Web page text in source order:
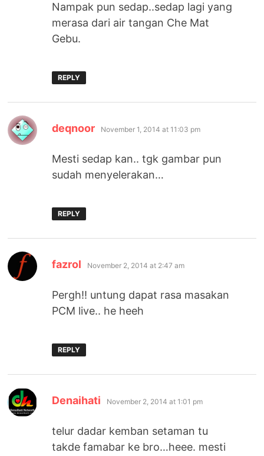
Nampak pun sedap..sedap lagi yang
merasa dari air tangan Che Mat
Gebu.
REPLY
deqnoor says:
November 1, 2014 at 11:03 pm
Mesti sedap kan.. tgk gambar pun
sudah menyelerakan…
REPLY
fazrol says:
November 2, 2014 at 2:47 am
Pergh!! untung dapat rasa masakan
PCM live.. he heeh
REPLY
Denaihati says:
November 2, 2014 at 1:01 pm
telur dadar kemban setaman tu
takde famabar ke bro…heee. mesti